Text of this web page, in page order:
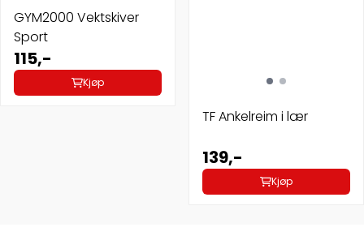
GYM2000 Vektskiver
Sport
115,-
Kjøp
TF Ankelreim i lær
139,-
Kjøp